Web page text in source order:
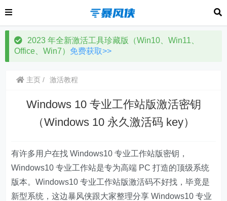
2023 年全新激活工具珍藏版（Win10、Win11、
Office、Win7） 免费获取>>
主页 激活教程
Windows 10 专业工作站版激活密钥
（Windows 10 永久激活码 key）
有许多用户在找 Windows10 专业工作站版密钥，
Windows10 专业工作站是专为高端 PC 打造的顶级系统
版本。Windows10 专业工作站版激活码不好找，毕竟是
新型系统，这边暴风侠跟大家整理分享 Windows10 专业